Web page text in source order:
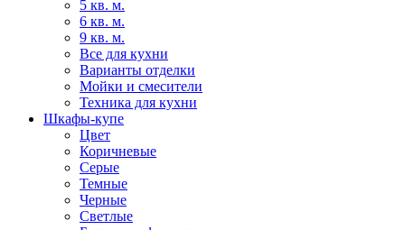
5 кв. м.
6 кв. м.
9 кв. м.
Все для кухни
Варианты отделки
Мойки и смесители
Техника для кухни
Шкафы-купе
Цвет
Коричневые
Серые
Темные
Черные
Светлые